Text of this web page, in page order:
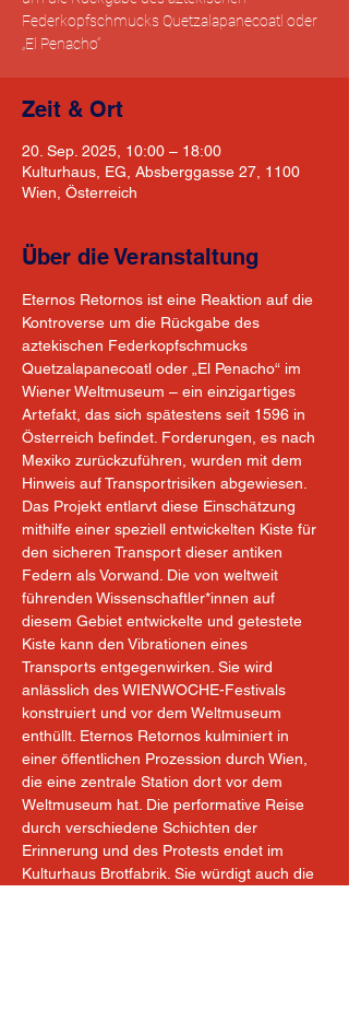
Federkopfschmucks Quetzalapanecoatl oder
„El Penacho“
Zeit & Ort
20. Sep. 2025, 10:00 – 18:00
Kulturhaus, EG, Absberggasse 27, 1100
Wien, Österreich
Über die Veranstaltung
Eternos Retornos ist eine Reaktion auf die
Kontroverse um die Rückgabe des
aztekischen Federkopfschmucks
Quetzalapanecoatl oder „El Penacho“ im
Wiener Weltmuseum – ein einzigartiges
Artefakt, das sich spätestens seit 1596 in
Österreich befindet. Forderungen, es nach
Mexiko zurückzuführen, wurden mit dem
Hinweis auf Transportrisiken abgewiesen.
Das Projekt entlarvt diese Einschätzung
mithilfe einer speziell entwickelten Kiste für
den sicheren Transport dieser antiken
Federn als Vorwand. Die von weltweit
führenden Wissenschaftler*innen auf
diesem Gebiet entwickelte und getestete
Kiste kann den Vibrationen eines
Transports entgegenwirken. Sie wird
anlässlich des WIENWOCHE-Festivals
konstruiert und vor dem Weltmuseum
enthüllt. Eternos Retornos kulminiert in
einer öffentlichen Prozession durch Wien,
die eine zentrale Station dort vor dem
Weltmuseum hat. Die performative Reise
durch verschiedene Schichten der
Erinnerung und des Protests endet im
Kulturhaus Brotfabrik. Sie würdigt auch die